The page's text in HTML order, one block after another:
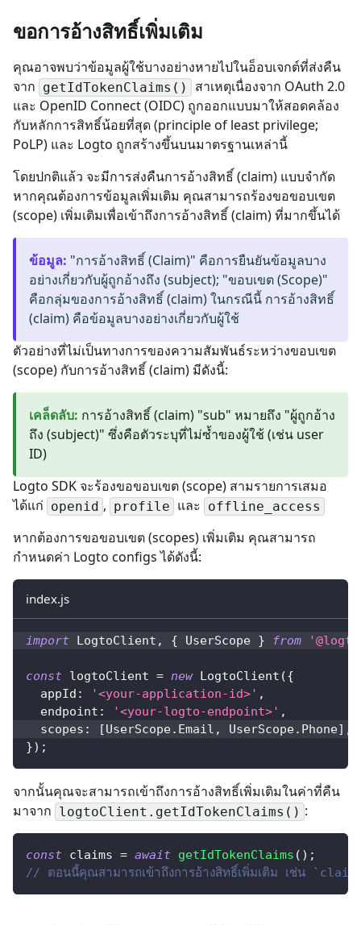
ขอการอ้างสิทธิ์เพิ่มเติม
คุณอาจพบว่าข้อมูลผู้ใช้บางอย่างหายไปในอ็อบเจกต์ที่ส่งคืน
จาก getIdTokenClaims()
สาเหตุเนื่องจาก OAuth 2.0
และ OpenID Connect (OIDC) ถูกออกแบบมาให้สอดคล้อง
กับหลักการสิทธิ์น้อยที่สุด (principle of least privilege;
PoLP) และ Logto ถูกสร้างขึ้นบนมาตรฐานเหล่านี้
โดยปกติแล้ว จะมีการส่งคืนการอ้างสิทธิ์ (claim) แบบจำกัด
หากคุณต้องการข้อมูลเพิ่มเติม คุณสามารถร้องขอขอบเขต
(scope) เพิ่มเติมเพื่อเข้าถึงการอ้างสิทธิ์ (claim) ที่มากขึ้นได้
ข้อมูล: "การอ้างสิทธิ์ (Claim)" คือการยืนยันข้อมูลบาง
อย่างเกี่ยวกับผู้ถูกอ้างถึง (subject); "ขอบเขต (Scope)"
คือกลุ่มของการอ้างสิทธิ์ (claim) ในกรณีนี้ การอ้างสิทธิ์
(claim) คือข้อมูลบางอย่างเกี่ยวกับผู้ใช้
ตัวอย่างที่ไม่เป็นทางการของความสัมพันธ์ระหว่างขอบเขต
(scope) กับการอ้างสิทธิ์ (claim) มีดังนี้:
เคล็ดลับ: การอ้างสิทธิ์ (claim) "sub" หมายถึง "ผู้ถูกอ้าง
ถึง (subject)" ซึ่งคือตัวระบุที่ไม่ซ้ำของผู้ใช้ (เช่น user
ID)
Logto SDK จะร้องขอขอบเขต (scope) สามรายการเสมอ
ได้แก่ openid , profile และ offline_access
หากต้องการขอขอบเขต (scopes) เพิ่มเติม คุณสามารถ
กำหนดค่า Logto configs ได้ดังนี้:
index.js
import LogtoClient , { UserScope } from
const logtoClient = new LogtoClient ({
appId : '<your-application-id>' ,
endpoint : '<your-logto-endpoint>' ,
scopes : [UserScope. Email , UserScope. Phone] ,
}) ;
จากนั้นคุณจะสามารถเข้าถึงการอ้างสิทธิ์เพิ่มเติมในค่าที่คืน
มาจาก logtoClient.getIdTokenClaims() :
const claims = await getIdTokenClaims ( ) ;
// ตอนนี้คุณสามารถเข้าถึงการอ้างสิทธิ์เพิ่มเติม เช่น